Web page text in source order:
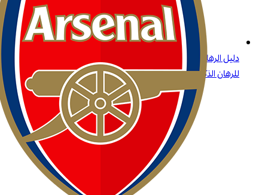
دليل الرهانات على البيسبول: الاستراتيجيات، أنواع الرهانات، والرؤى
للرهان الذكي